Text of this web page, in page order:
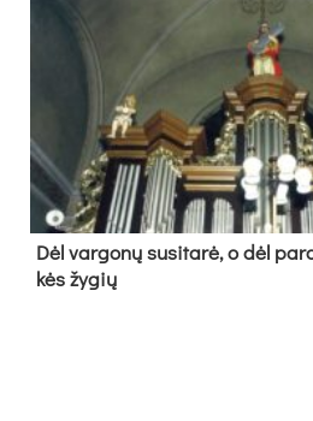
Dėl var­go­nų su­si­ta­rė, o dėl
kės žy­gių